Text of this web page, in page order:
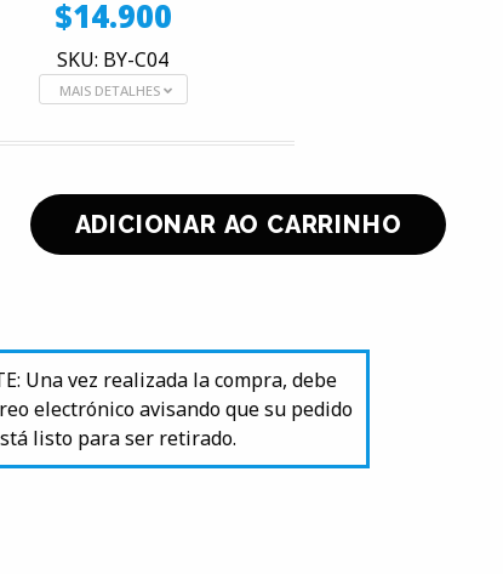
$14.900
SKU: BY-C04
MAIS DETALHES
Una vez realizada la compra, debe
electrónico avisando que su pedido
listo para ser retirado.